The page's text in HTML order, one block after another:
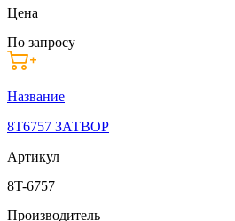
Цена
По запросу
Название
8T6757 ЗАТВОР
Артикул
8T-6757
Производитель